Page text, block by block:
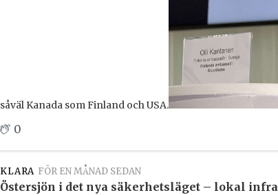
såväl Kanada som Finland och USA.
0
FÖR EN MÅNAD SEDAN
KLARA
Östersjön i det nya säkerhetsläget – lokal